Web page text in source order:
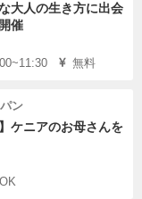
大人の生き方に出会
催
無料
ン
ケニアのお母さんを